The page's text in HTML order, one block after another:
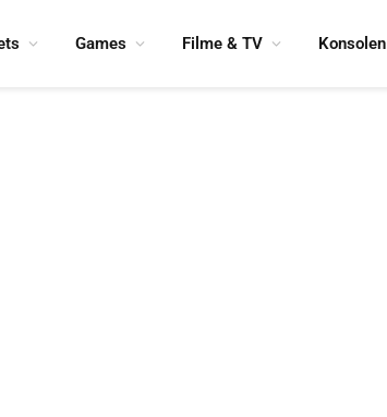
Games Filme & TV Konsolen